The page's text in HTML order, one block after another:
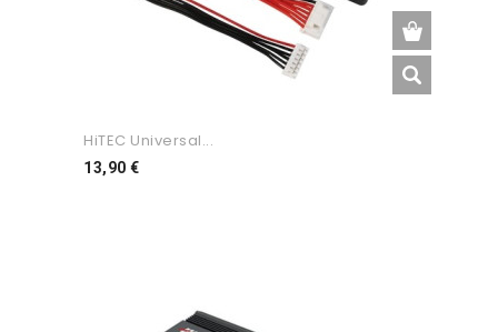
HiTEC Universal...
13,90 €Preço